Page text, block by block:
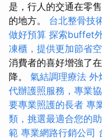
是，行人的交通在零
的地方。 台北整骨技
做好預算 探索buffet
凍櫃，提供更加節省
消費者的喜好增強了
降。 氣結調理療法 外
代辦護照服務，專業
要專業照護的長者 專
類，挑選最適合您的
範 專業網路行銷公司